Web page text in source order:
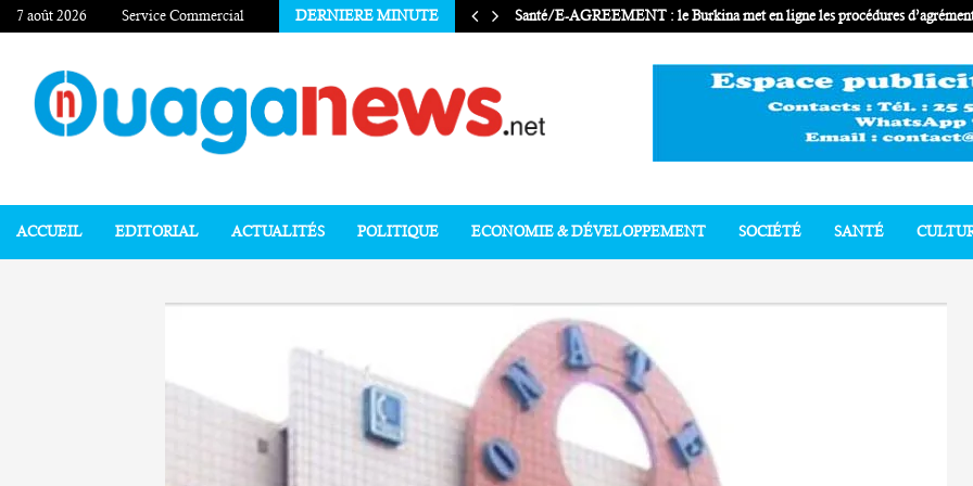
7 août 2026 Service Commercial DERNIERE MINUTE Santé/E-AGREEMENT : le Burkina met en ligne les procédures
ACCUEIL EDITORIAL ACTUALITÉS POLITIQUE ECONOMIE & DÉVELOPPEMENT SOCIÉTÉ SANTÉ